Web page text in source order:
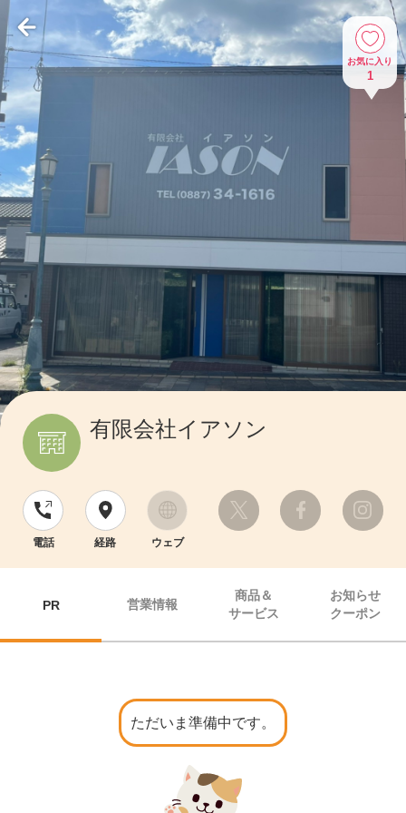
お気に入り
1
有限会社イアソン
電話 経路 ウェブ
PR 営業情報
商品＆
サービス
お知らせ
クーポン
ただいま準備中です。